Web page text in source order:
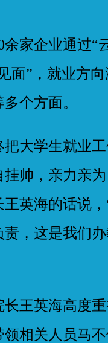
家企业通过“
”，就业方向
个方面。
大学生就业工
帅，亲力亲
英海的话说
，这是我们
王英海高度重
相关人员马